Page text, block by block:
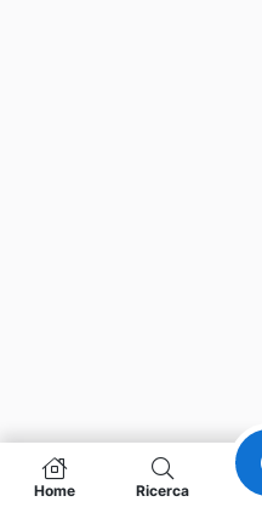
Home Ricerca